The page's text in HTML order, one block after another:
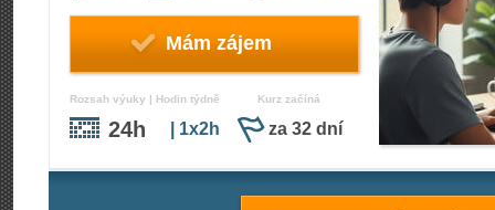
Mám zájem
Rozsah výuky | Hodin týdně
24h | 1x2h
Kurz začíná
za 32 dní